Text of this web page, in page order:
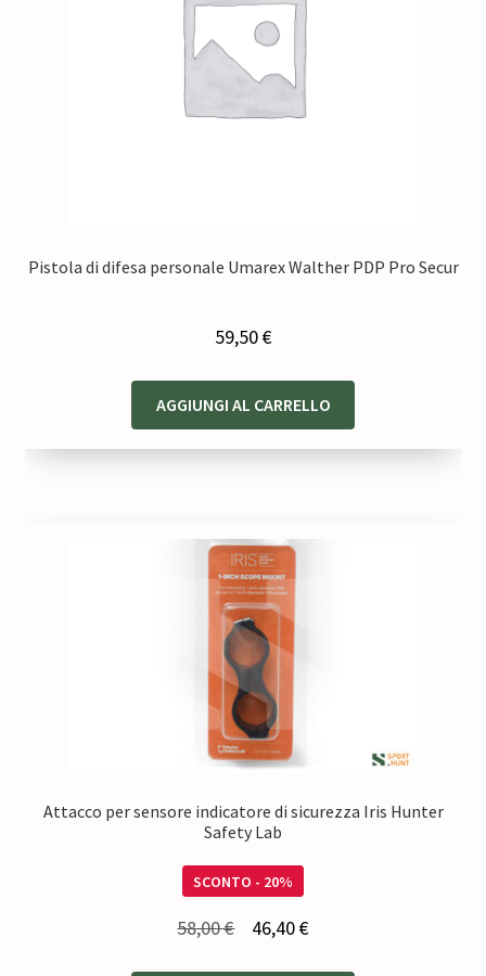
Pistola di difesa personale Umarex Walther PDP Pro Secur
59,50€
AGGIUNGI AL CARRELLO
Attacco per sensore indicatore di sicurezza Iris Hunter
Safety Lab
SCONTO - 20%
58,00€ 46,40€Il